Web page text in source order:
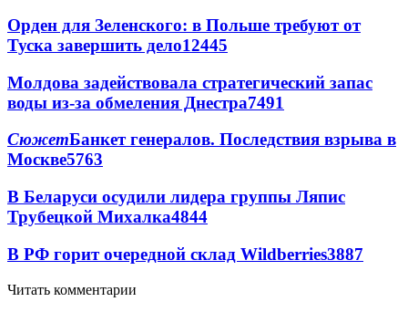
Орден для Зеленского: в Польше требуют от
Туска завершить дело12445
Молдова задействовала стратегический запас
воды из-за обмеления Днестра7491
СюжетБанкет генералов. Последствия взрыва в
Москве5763
В Беларуси осудили лидера группы Ляпис
Трубецкой Михалка4844
В РФ горит очередной склад Wildberries3887
Читать комментарии